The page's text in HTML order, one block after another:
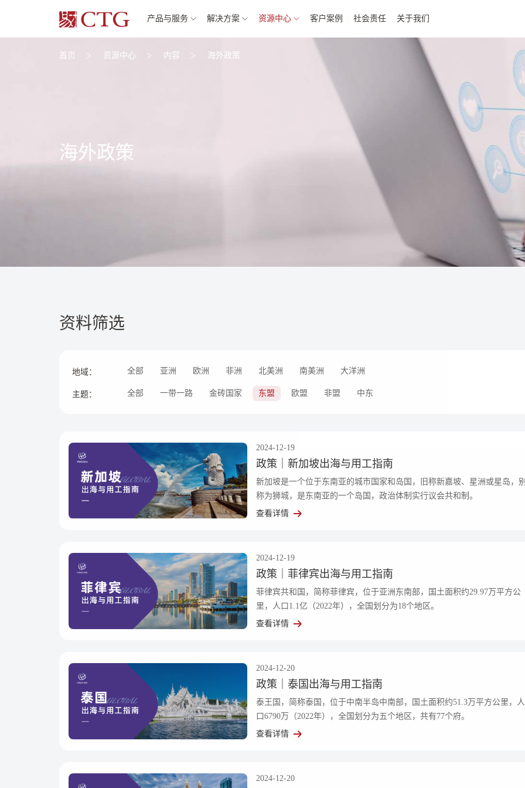
产品与服务 解决方案 资源中心 客户案例 社会责任 关于我们
海外政策
首页 资源中心 内容 海外政策
资料筛选
地域： 全部 亚洲 欧洲 非洲 北美洲 南美洲 大洋洲
主题： 全部 一带一路 金砖国家 东盟 欧盟 非盟 中东
2024-12-19
政策｜新加坡出海与用工指南
新加坡是一个位于东南亚的城市国家和岛国，旧称新嘉坡、星洲或星岛，
称为狮城，是东南亚的一个岛国，政治体制实行议会共和制。
查看详情
2024-12-19
政策｜菲律宾出海与用工指南
菲律宾共和国，简称菲律宾，位于亚洲东南部，国土面积约29.97万平方公
里，人口1.1亿（2022年），全国划分为18个地区。
查看详情
2024-12-20
政策｜泰国出海与用工指南
泰王国，简称泰国，位于中南半岛中南部，国土面积约51.3万平方公里，人
口6790万（2022年），全国划分为五个地区，共有77个府。
查看详情
2024-12-20